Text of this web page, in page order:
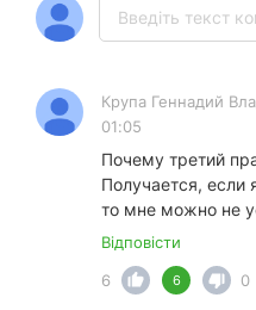
Крупа Геннадий
01:05
Почему третий
Получается,
то мне можно не
Відповісти
6
6 0